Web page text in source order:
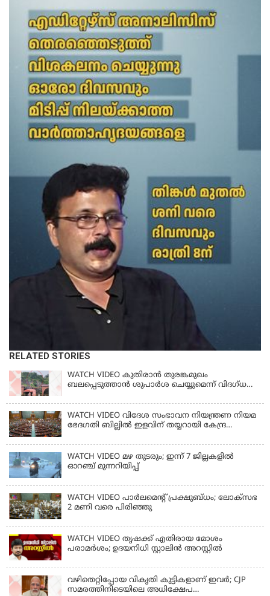
RELATED STORIES
WATCH VIDEO കുതിരാൻ തുരങ്കമുഖം
ബലപ്പെടുത്താൻ ശുപാർശ ചെയ്യുമെന്ന് വിദഗ്ധ
WATCH VIDEO വിദേശ സംഭാവന നിയന്ത്രണ നിയമ
ഭേദഗതി ബില്ലില്‍ ഇളവിന് തയ്യറായി കേന്ദ്ര
WATCH VIDEO മഴ തുടരും; ഇന്ന് 7 ജില്ലകളിൽ
ഓറഞ്ച് മുന്നറിയിപ്പ്
WATCH VIDEO പാർലമെൻ്റ് പ്രക്ഷുബ്ധം; ലോക്സഭ
2 മണി വരെ പിരിഞ്ഞു
WATCH VIDEO തൃഷക്ക് എതിരായ മോശം
പരാമര്‍ശം; ഉദയനിധി സ്റ്റാലിൻ അറസ്റ്റിൽ
വഴിതെറ്റിപ്പോയ വികൃതി കുട്ടികളാണ് ഇവര്‍; CJP
സമരത്തിനിടെയിലെ അധിക്ഷേപ